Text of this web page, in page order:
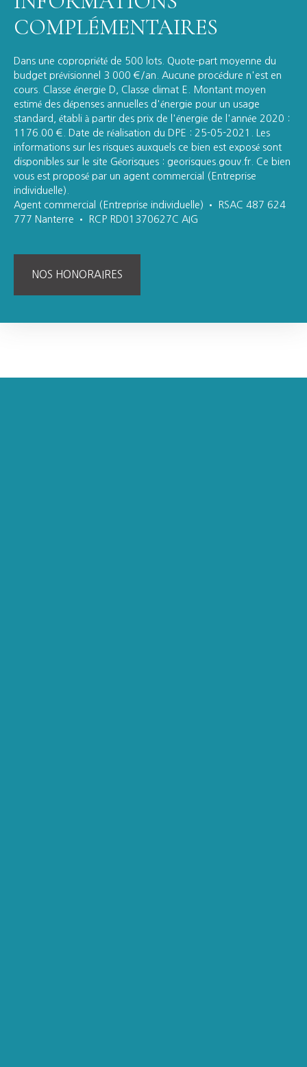
COMPLÉMENTAIRES
Dans une copropriété de 500 lots. Quote-part moyenne du
budget prévisionnel 3 000 €/an. Aucune procédure n'est en
cours. Classe énergie D, Classe climat E. Montant moyen
estimé des dépenses annuelles d'énergie pour un usage
standard, établi à partir des prix de l'énergie de l'année 2020 :
1176.00 €. Date de réalisation du DPE : 25-05-2021. Les
informations sur les risques auxquels ce bien est exposé sont
disponibles sur le site Géorisques : georisques.gouv.fr. Ce bien
vous est proposé par un agent commercial (Entreprise
individuelle).
Agent commercial (Entreprise individuelle) • RSAC 487 624
777 Nanterre • RCP RD01370627C AIG
NOS HONORAIRES